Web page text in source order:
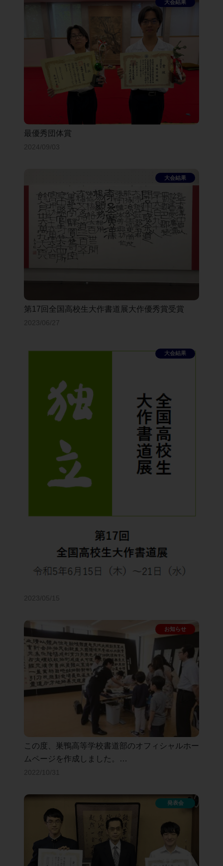
最優秀団体賞
2024/09/03
第17回全国高校生大作書道展大作優秀賞受賞
2023/06/27
2023/05/15
この度、巣鴨高等学校書道部のオフィシャルホー
ムページを作成しました。
活動報告などを随時掲載していきます。よろしく
2022/10/31